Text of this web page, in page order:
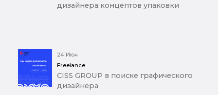
дизайнера концептов упаковки
24 Июн
Freelance
CISS GROUP в поиске графического
дизайнера